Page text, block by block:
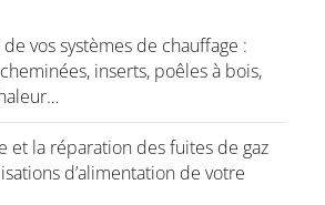
de vos systèmes de chauffage :
inserts, poêles à bois,
et la réparation des fuites de gaz
d’alimentation de votre